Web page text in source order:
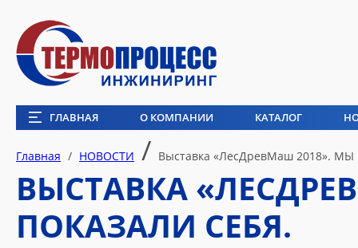
ГЛАВНАЯ О КОМПАНИИ КАТАЛОГ
Главная / НОВОСТИ / Выставка «ЛесДревМаш 2018».
ВЫСТАВКА
ПОКАЗАЛИ СЕБЯ.